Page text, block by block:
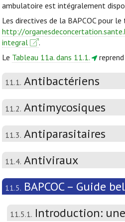
ambulatoire est intégralement
Les directives de la BAPCOC pour
http://
integral
.
Le Tableau 11a. dans 11.1.
11.1. Antibactériens
11.2. Antimycosiques
11.3. Antiparasitaires
11.4. Antiviraux
11.5. BAPCOC – Guide
11.5.1. Introduction: